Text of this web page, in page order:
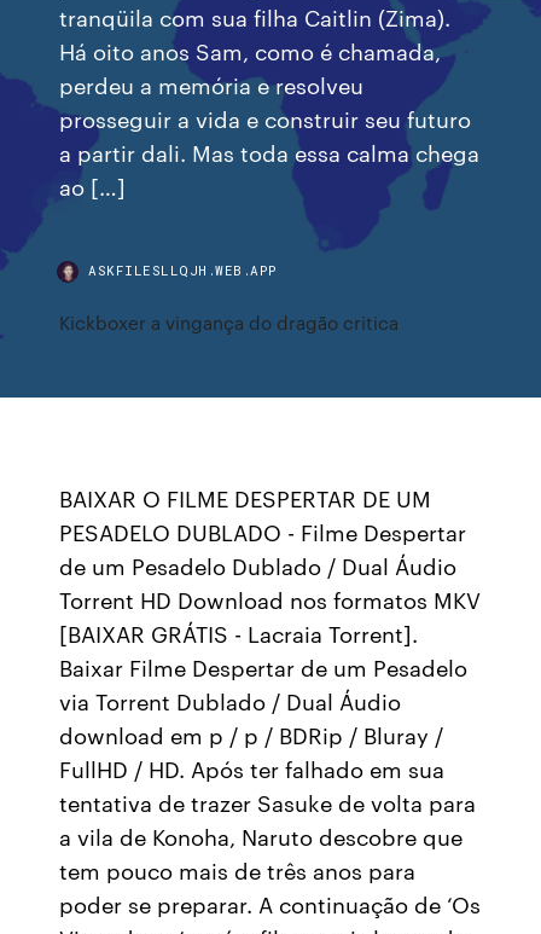
tranqüila com sua filha Caitlin (Zima).
Há oito anos Sam, como é chamada,
perdeu a memória e resolveu
prosseguir a vida e construir seu futuro
a partir dali. Mas toda essa calma chega
ao […]
ASKFILESLLQJH.WEB.APP
Kickboxer a vingança do dragão critica
BAIXAR O FILME DESPERTAR DE UM
PESADELO DUBLADO - Filme Despertar
de um Pesadelo Dublado / Dual Áudio
Torrent HD Download nos formatos MKV
[BAIXAR GRÁTIS - Lacraia Torrent].
Baixar Filme Despertar de um Pesadelo
via Torrent Dublado / Dual Áudio
download em p / p / BDRip / Bluray /
FullHD / HD. Após ter falhado em sua
tentativa de trazer Sasuke de volta para
a vila de Konoha, Naruto descobre que
tem pouco mais de três anos para
poder se preparar. A continuação de ‘Os